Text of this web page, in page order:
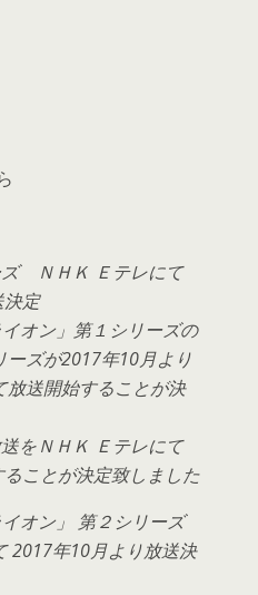
ＮＨＫ Ｅテレにて
定
オン」第１シリーズの
ーズが2017年10月より
放送開始することが決
をＮＨＫ Ｅテレにて
ことが決定致しました
オン」 第２シリーズ
2017年10月より放送決